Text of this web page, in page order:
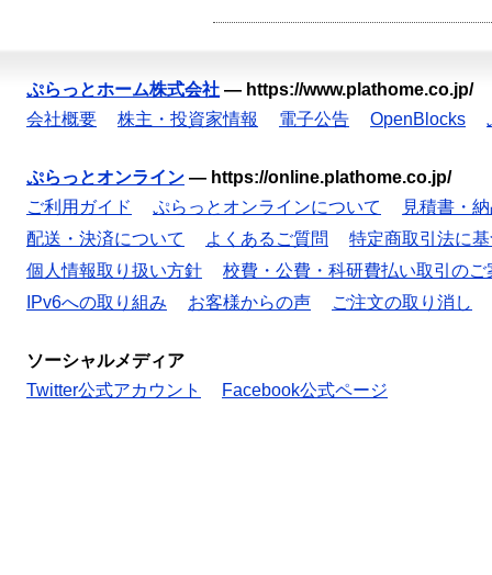
ぷらっとホーム株式会社 — https://www.plathome.co.jp/
会社概要
株主・投資家情報 電子公告 OpenBlocks
ぷらっとオンライン — https://online.plathome.co.jp/
ご利用ガイド
ぷらっとオンラインについて
見積書・
配送・決済について
よくあるご質問
特定商取引法に
個人情報取り扱い方針
校費・公費・科研費払い取引のご
IPv6への取り組み
お客様からの声 ご注文の取り消し
ソーシャルメディア
Twitter公式アカウント
Facebook公式ページ